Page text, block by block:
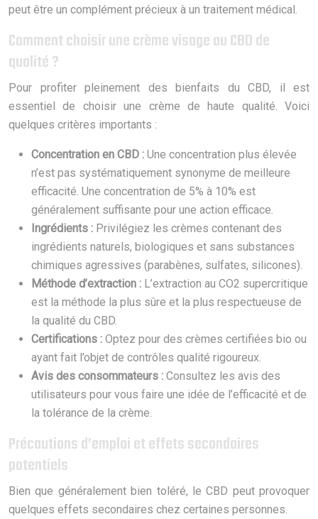
peut être un complément précieux à un traitement médical.
Comment choisir une crème visage au CBD de
qualité ?
Pour profiter pleinement des bienfaits du CBD, il est
essentiel de choisir une crème de haute qualité. Voici
quelques critères importants :
Concentration en CBD : Une concentration plus élevée
n’est pas systématiquement synonyme de meilleure
efficacité. Une concentration de 5% à 10% est
généralement suffisante pour une action efficace.
Ingrédients : Privilégiez les crèmes contenant des
ingrédients naturels, biologiques et sans substances
chimiques agressives (parabènes, sulfates, silicones).
Méthode d’extraction : L’extraction au CO2 supercritique
est la méthode la plus sûre et la plus respectueuse de
la qualité du CBD.
Certifications : Optez pour des crèmes certifiées bio ou
ayant fait l’objet de contrôles qualité rigoureux.
Avis des consommateurs : Consultez les avis des
utilisateurs pour vous faire une idée de l’efficacité et de
la tolérance de la crème.
Précautions d’emploi et effets secondaires
potentiels
Bien que généralement bien toléré, le CBD peut provoquer
quelques effets secondaires chez certaines personnes.